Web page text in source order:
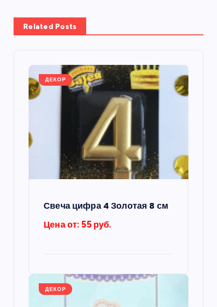
Related Posts
ДЕКОР
Свеча цифра 4 Золотая 8 см
Цена от: 55 руб.
ДЕКОР